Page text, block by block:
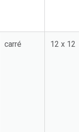
carré 12 x 12